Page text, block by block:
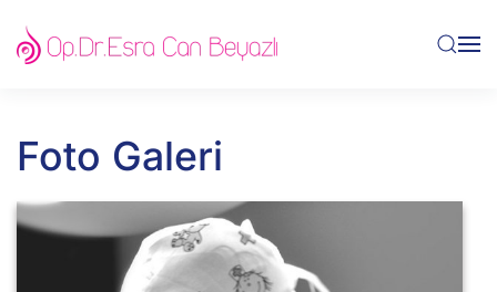
Skip to main content
Foto Galeri